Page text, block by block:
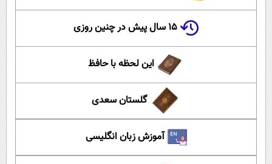
۱۵ سال پیش در چنین روزی
این لحظه با حافظ
گلستان سعدی
آموزش زبان انگلیسی